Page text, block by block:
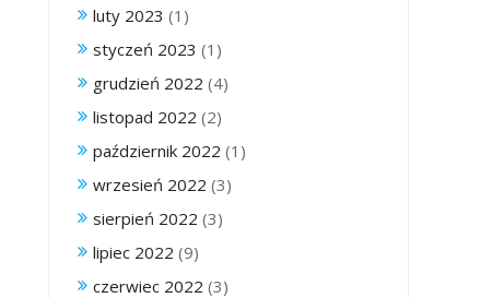
luty 2023 (1)
styczeń 2023 (1)
grudzień 2022 (4)
listopad 2022 (2)
październik 2022 (1)
wrzesień 2022 (3)
sierpień 2022 (3)
lipiec 2022 (9)
czerwiec 2022 (3)